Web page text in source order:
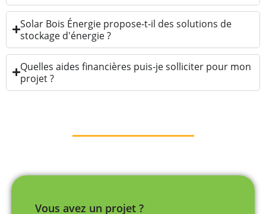
Solar Bois Énergie propose-t-il des solutions de
stockage d'énergie ?
Quelles aides financières puis-je solliciter pour mon
projet ?
Vous avez un projet ?